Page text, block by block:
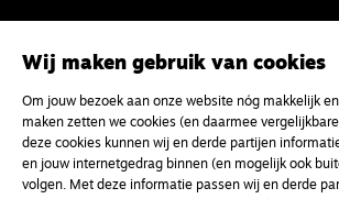
Wij maken gebruik van cookies
Om jouw bezoek aan onze website nóg makkelijk
maken zetten we cookies (en daarmee
deze cookies kunnen wij en derde partijen
en jouw internetgedrag binnen (en mogelijk ook
volgen. Met deze informatie passen wij en derde